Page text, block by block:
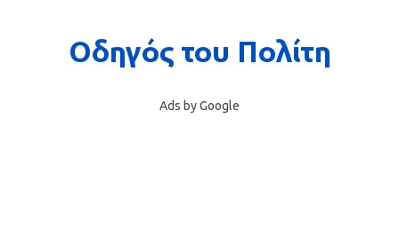
Ads by Google